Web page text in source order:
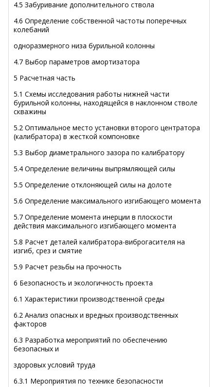
4.5 Забуривание дополнительного ствола
4.6 Определение собственной частоты поперечных
колебаний
одноразмерного низа бурильной колонны
4.7 Выбор параметров амортизатора
5 Расчетная часть
5.1 Схемы исследования работы нижней части
бурильной колонны, находящейся в наклонном стволе
скважины
5.2 Оптимальное место установки второго центратора
(калибратора) в жесткой компоновке
5.3 Выбор диаметрального зазора по калибратору
5.4 Определение величины выпрямляющей силы
5.5 Определение отклоняющей силы на долоте
5.6 Определение максимального изгибающего момента
5.7 Определение момента инерции в плоскости
действия максимального изгибающего момента
5.8 Расчет деталей калибратора-виброгасителя на
изгиб, срез и смятие
5.9 Расчет резьбы на прочность
6 Безопасность и экологичность проекта
6.1 Характеристики производственной среды
6.2 Анализ опасных и вредных производственных
факторов
6.3 Разработка мероприятий по обеспечению
безопасных и
здоровых условий труда
6.3.1 Мероприятия по технике безопасности